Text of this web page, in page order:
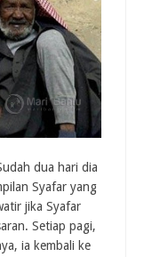
dua hari dia
Syafar yang
jika Syafar
Setiap pagi,
ia kembali ke